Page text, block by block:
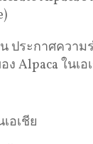
ประกาศความ
Alpaca ในเอ
อเชีย